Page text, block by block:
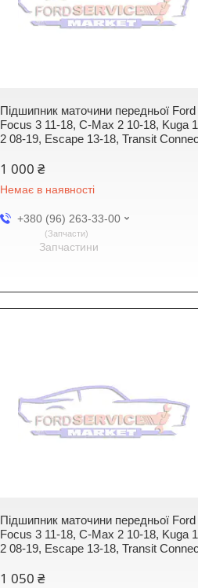
Підшипник маточини передньої Ford
Focus 3 11-18, C-Max 2 10-18, Kuga
2 08-19, Escape 13-18, Transit
1 000 ₴
Немає в наявності
+380 (96) 263-33-00
Запчасти
Запчастини
Підшипник маточини передньої Ford
Focus 3 11-18, C-Max 2 10-18, Kuga
2 08-19, Escape 13-18, Transit
1 050 ₴